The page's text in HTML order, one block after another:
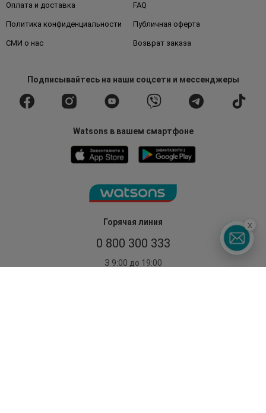
Горячая линия
0 800 300 333
З 9:00 до 19:00
Оплата и доставка FAQ
Политика конфиденциальности Публичная оферта
СМИ о нас Возврат заказа
Подписывайтесьна наши соцсети и мессенджеры
Watsons в вашем смартфоне
x